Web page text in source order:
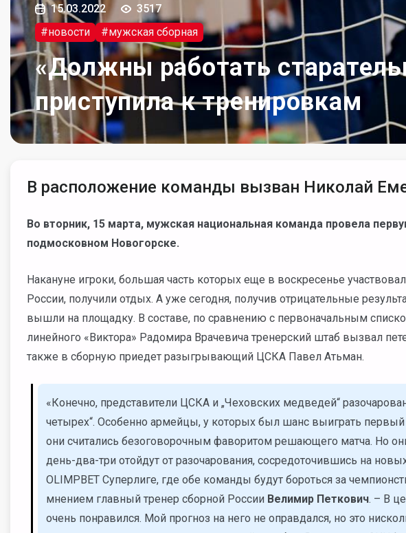
15.03.2022
3517
#новости
#мужская сборная
«Должны работать
приступила к тренировкам
В расположение команды вызван Николай
Во вторник, 15 марта, мужская национальная команда провела
подмосковном Новогорске.
Накануне игроки, большая часть которых еще в воскресенье
России, получили отдых. А уже сегодня, получив отрицательные
вышли на площадку. В составе, по сравнению с первоначальным
линейного «Виктора» Радомира Врачевича тренерский штаб вызвал
также в сборную приедет разыгрывающий ЦСКА Павел Атьман.
«Конечно, представители ЦСКА и „Чеховских медведей“
четырех“. Особенно армейцы, у которых был шанс выиграть первый
они считались безоговорочным фаворитом решающего матча. Но
день-два-три отойдут от разочарования, сосредоточившись на
OLIMPBET Суперлиге, где обе команды будут бороться за
мнением главный тренер сборной России Велимир Петкович. – В
очень понравился. Мой прогноз на него не оправдался, но это